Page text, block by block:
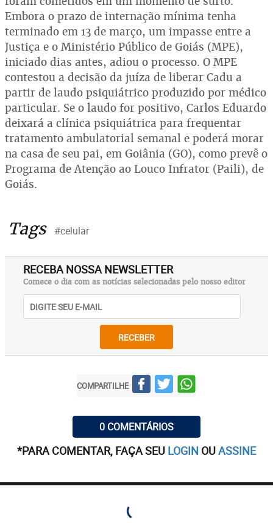
Embora o prazo de internação mínima tenha
terminado em 13 de março, um impasse entre a
Justiça e o Ministério Público de Goiás (MPE),
iniciado dias antes, adiou o processo. O MPE
contestou a decisão da juíza de liberar Cadu a
partir de laudo psiquiátrico produzido por médico
particular. Se o laudo for positivo, Carlos Eduardo
deixará a clínica psiquiátrica para frequentar
tratamento ambulatorial semanal e poderá morar
na casa de seu pai, em Goiânia (GO), como prevê o
Programa de Atenção ao Louco Infrator (Paili), de
Goiás.
Tags #celular
RECEBA NOSSA NEWSLETTER
Comece o dia com as notícias selecionadas pelo nosso editor
RECEBER
COMPARTILHE
0 COMENTÁRIOS
*PARA COMENTAR, FAÇA SEU LOGIN OUASSINE